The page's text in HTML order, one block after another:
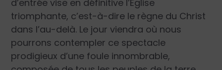
d’entrée vise en définitive l’Église
triomphante, c’est-à-dire le règne du Christ
dans l’au-delà. Le jour viendra où nous
pourrons contempler ce spectacle
prodigieux d’une foule innombrable,